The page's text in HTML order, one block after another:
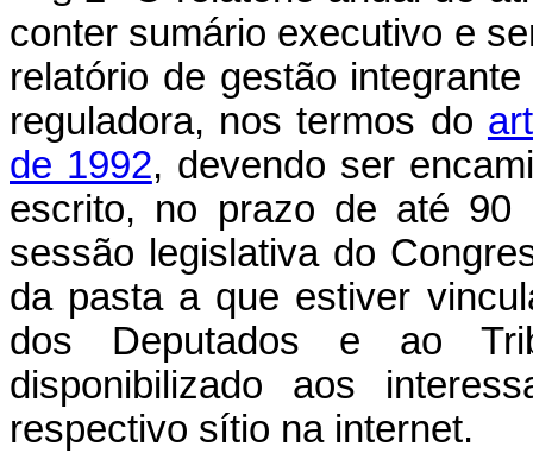
conter sumário executivo e
relatório de gestão
reguladora, nos termos do
de 1992, devendo ser
escrito, no prazo de até 90
sessão legislativa do
da pasta a que estiver
dos Deputados e ao
disponibilizado aos
respectivo sítio na internet.